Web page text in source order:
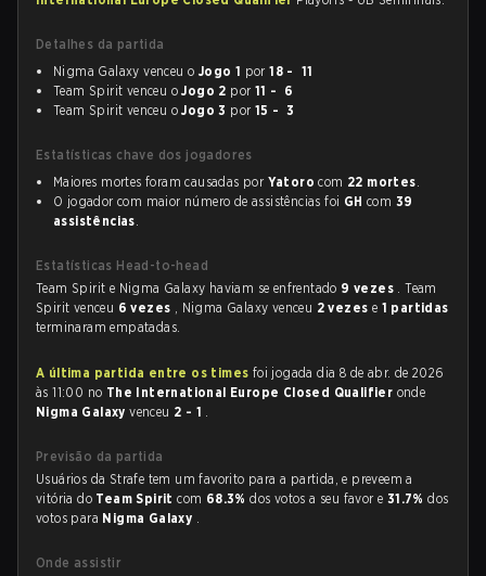
Detalhes da partida
Nigma Galaxy venceu o Jogo 1 por18 - 11
Team Spirit venceu oJogo 2 por 11 - 6
Team Spirit venceu oJogo 3 por 15 - 3
Estatísticas chave dos jogadores
Maiores mortes foram causadas por Yatoro com 22 mortes.
O jogador com maior número de assistências foi GH com 39
assistências.
Estatísticas Head-to-head
Team Spirit e Nigma Galaxy haviam se enfrentado 9 vezes . Team
Spirit venceu 6 vezes , Nigma Galaxy venceu 2 vezes e 1 partidas
terminaram empatadas.
A última partida entre os times foi jogada dia 8 de abr. de 2026
às 11:00 no The International Europe Closed Qualifier onde
Nigma Galaxyvenceu 2 - 1 .
Previsão da partida
Usuários da Strafe tem um favorito para a partida, e preveem a
vitória do Team Spiritcom 68.3%dos votos a seu favor e 31.7%dos
votos para Nigma Galaxy .
Onde assistir